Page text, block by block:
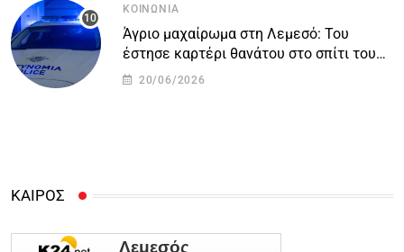
ΚΟΙΝΩΝΊΑ
Άγριο μαχαίρωμα στη Λεμεσό: Του
έστησε καρτέρι θανάτου στο σπίτι του
για προσωπικές διαφορές – Στο
20/06/2026
ΚΑΙΡΟΣ